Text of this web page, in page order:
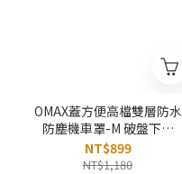
OMAX蓋方便高檔雙層防水
防塵機車罩-M 破盤下殺
OMAX歐妹思購物網
NT$899
NT$1,180